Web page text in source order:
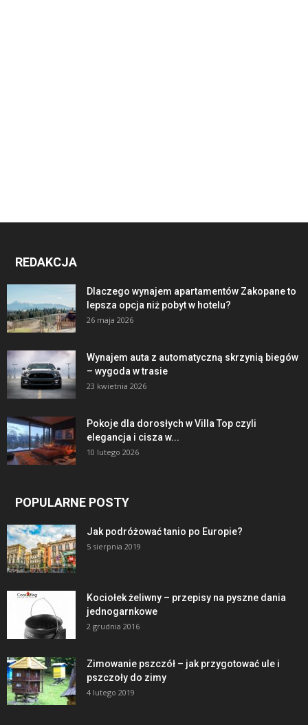
REDAKCJA
Dlaczego wynajem apartamentów Zakopane to
lepsza opcja niż pobyt w hotelu?
26 maja 2026
Wynajem auta z automatyczną skrzynią biegów
– wygoda w trasie
23 kwietnia 2026
Pokoje dla dorosłych w Villa Top czyli
elegancja i cisza w...
10 lutego 2026
POPULARNE POSTY
Jak podróżować tanio po Europie?
5 sierpnia 2019
Kociołek żeliwny – przepisy na pyszne dania
jednogarnkowe
2 grudnia 2016
Zimowanie pszczół – jak przygotować ule i
pszczoły do zimy
4 lutego 2019